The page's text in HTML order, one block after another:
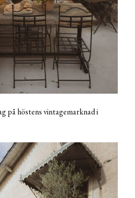
på höstens vintagemarknad i